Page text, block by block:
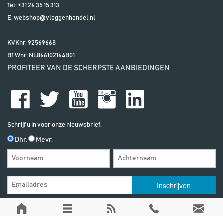
Tel: +31 26 35 15 313
E:webshop@vlaggenhandel.nl
KVKnr: 92569668
BTWnr: NL866102164B01
PROFITEER VAN DE SCHERPSTE AANBIEDINGEN
Schrijf u in voor onze nieuwsbrief.
Dhr. Mevr.
Algemene Voorwaarden| | Alle vermelde prijzen zijn exclusief btw, tenzij